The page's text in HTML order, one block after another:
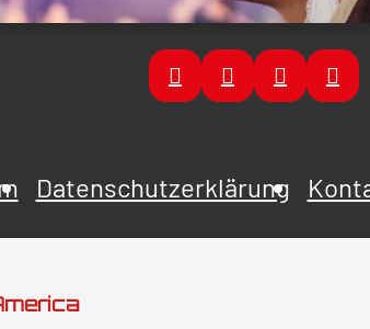
Datenschutzerklärung